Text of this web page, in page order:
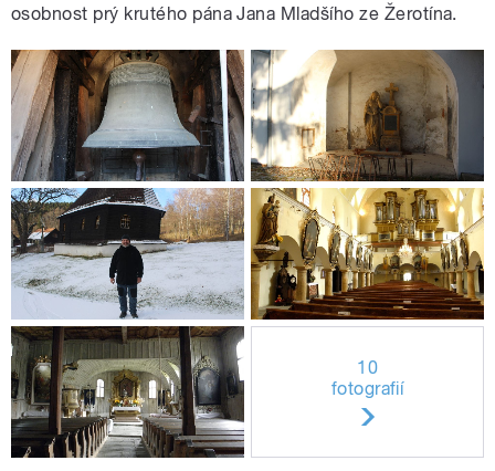
osobnost prý krutého pána Jana Mladšího ze Žerotína.
10
fotografií